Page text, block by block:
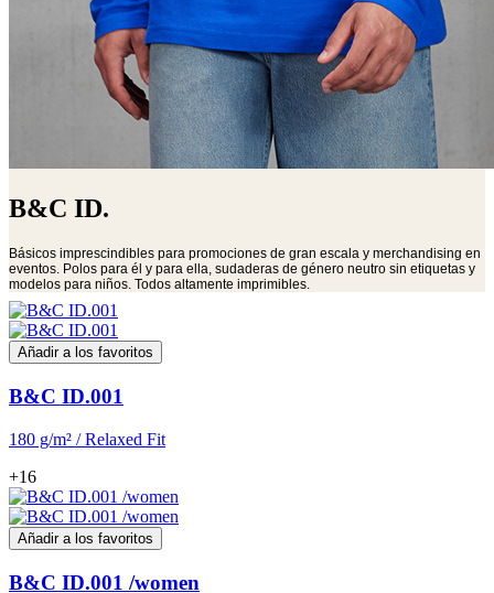
B&C ID.
Básicos imprescindibles para promociones de gran escala y merchandising en
eventos. Polos para él y para ella, sudaderas de género neutro sin etiquetas y
modelos para niños. Todos altamente imprimibles.
Añadir a los favoritos
B&C ID.001
180 g/m² / Relaxed Fit
+16
Añadir a los favoritos
B&C ID.001 /women